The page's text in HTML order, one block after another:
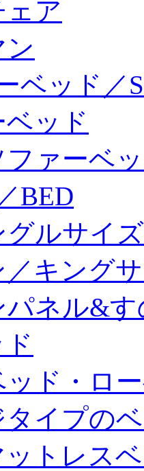
ェア
ベッド／
ッド
ファーベ
BED
グルサイ
／キング
パネル&
ッド・ロ
タイプの
ットレス